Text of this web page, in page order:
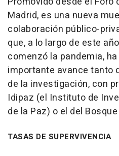
Madrid, es una nueva
colaboración público-
que, a lo largo de este
comenzó la pandemia,
importante avance tanto
de la investigación, con
Idipaz (el Instituto de
de la Paz) o el del
TASAS DE SUPERVIVENCIA